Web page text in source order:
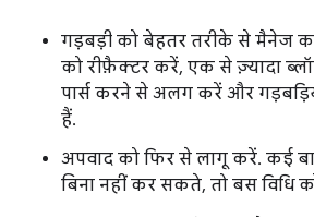
गड़बड़ी को बेहतर तरीके से मैनेज
को रीफ़ैक्टर करें, एक से ज़्यादा
पार्स करने से अलग करें और
हैं.
अपवाद को फिर से लागू करें. कई
बिना नहीं कर सकते, तो बस विधि